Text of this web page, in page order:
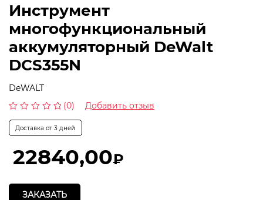
Инструмент
многофункциональный
аккумуляторный DeWalt
DCS355N
DeWALT
из
(0) Добавить отзыв
Доставка от 3 дней
22840,00₽
ЗАКАЗАТЬ